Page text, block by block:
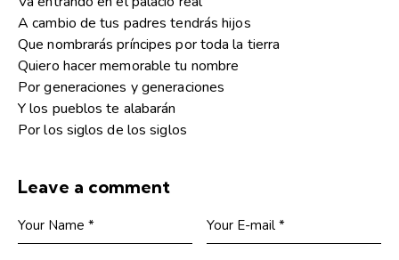
A cambio de tus padres tendrás hijos
Que nombrarás príncipes por toda la tierra
Quiero hacer memorable tu nombre
Por generaciones y generaciones
Y los pueblos te alabarán
Por los siglos de los siglos
Leave a comment